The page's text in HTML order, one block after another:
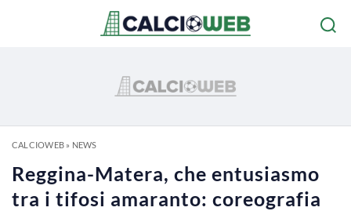
CALCIOWEB» NEWS
Reggina-Matera, che entusiasmo
tra i tifosi amaranto: coreografia